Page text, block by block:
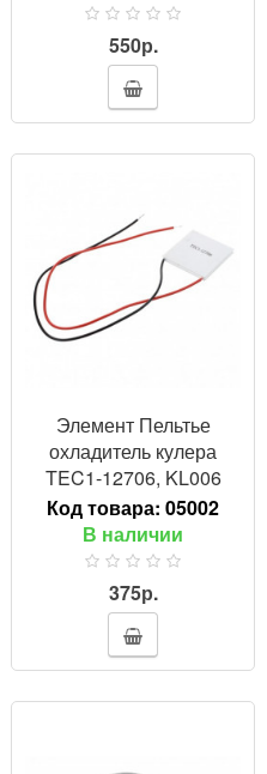
550р.
Элемент Пельтье
охладитель кулера
TEC1-12706, KL006
Код товара: 05002
В наличии
375р.